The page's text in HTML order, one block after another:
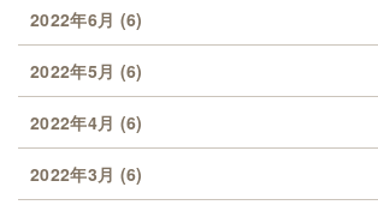
2022年6月 (6)
2022年5月 (6)
2022年4月 (6)
2022年3月 (6)